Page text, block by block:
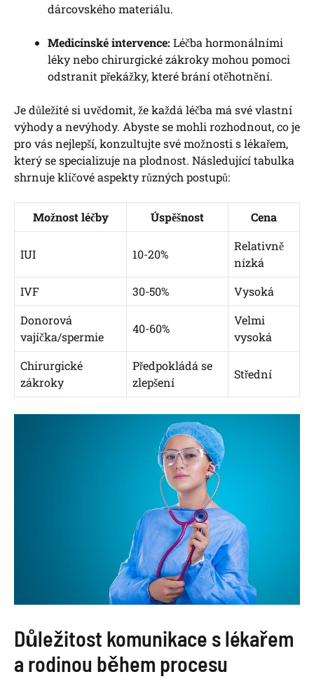
dárcovského materiálu.
Medicínské intervence: Léčba hormonálními
léky⁤ nebo chirurgické zákroky ‌mohou pomoci
odstranit překážky, které brání otěhotnění.
Je důležité si uvědomit, že každá léčba má​ své ​vlastní
výhody a nevýhody. Abyste se mohli ⁢rozhodnout, co je⁤
pro vás nejlepší, konzultujte své možnosti s lékařem,
který se specializuje na plodnost. Následující‍ tabulka
‌shrnuje klíčové aspekty různých postupů:
Možnost léčby Úspěšnost Cena
IUI 10-20%
Relativně
nízká
IVF
30-50%
Vysoká
Donorová
vajíčka/spermie
40-60%
Velmi
vysoká
Chirurgické
zákroky
Předpokládá se
‍zlepšení
Střední
Důležitost komunikace s lékařem⁣
a rodinou ​během procesu